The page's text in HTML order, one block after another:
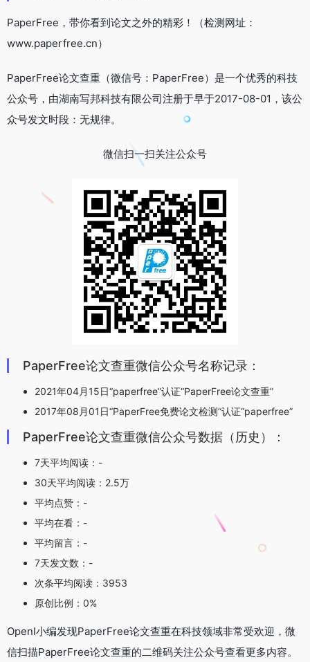
PaperFree，带你看到论文之外的精彩！（检测网址：
www.paperfree.cn）
PaperFree论文查重（微信号：PaperFree）是一个优秀的科技
公众号，由湖南写邦科技有限公司注册于早于2017-08-01，该公
众号发文时段：无规律。
微信扫一扫关注公众号
PaperFree论文查重微信公众号名称记录：
2021年04月15日“paperfree”认证“PaperFree论文查重”
2017年08月01日“PaperFree免费论文检测”认证“paperfree”
PaperFree论文查重微信公众号数据（历史）：
7天平均阅读：-
30天平均阅读：2.5万
平均点赞：-
平均在看：-
平均留言：-
7天发文数：-
次条平均阅读：3953
原创比例：0%
OpenI小编发现PaperFree论文查重在科技领域非常受欢迎，微
信扫描PaperFree论文查重的二维码关注公众号查看更多内容。